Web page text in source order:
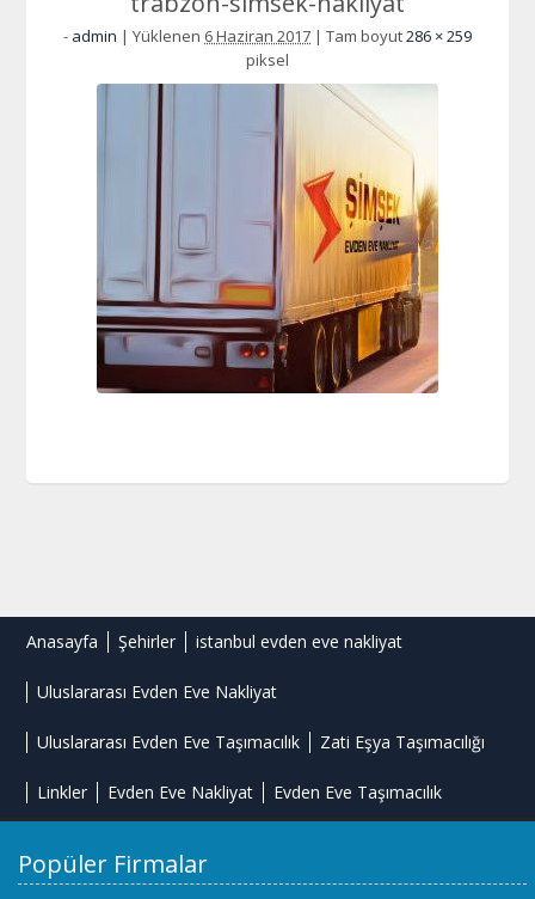
- admin | Yüklenen 6 Haziran 2017 | Tam boyut286 × 259
piksel
Anasayfa Şehirler istanbul evden eve nakliyat
Uluslararası Evden Eve Nakliyat
Uluslararası Evden Eve Taşımacılık Zati Eşya Taşımacılığı
Linkler Evden Eve Nakliyat Evden Eve Taşımacılık
Popüler Firmalar